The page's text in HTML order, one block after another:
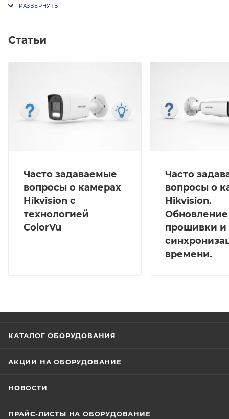
Статьи
Часто задаваемые
вопросы о камерах
Hikvision с
технологией
ColorVu
Часто
вопросы о
Hikvision.
Обновление
прошивки и
времени.
КАТАЛОГ ОБОРУДОВАНИЯ
АКЦИИ НА ОБОРУДОВАНИЕ
НОВОСТИ
ПРАЙС-ЛИСТЫ НА ОБОРУДОВАНИЕ